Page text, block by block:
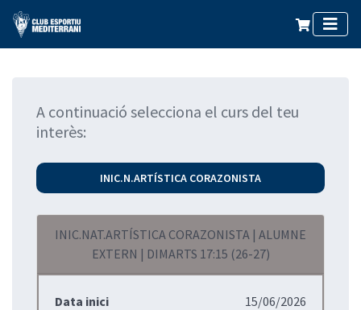
A continuació selecciona el curs del teu
interès:
INIC.N.ARTÍSTICA CORAZONISTA
INIC.NAT.ARTÍSTICA CORAZONISTA | ALUMNE
EXTERN | DIMARTS 17:15 (26-27)
Data inici
15/06/2026